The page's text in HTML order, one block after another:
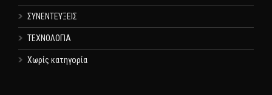
ΣΥΝΕΝΤΕΥΞΕΙΣ
ΤΕΧΝΟΛΟΓΙΑ
Χωρίς κατηγορία